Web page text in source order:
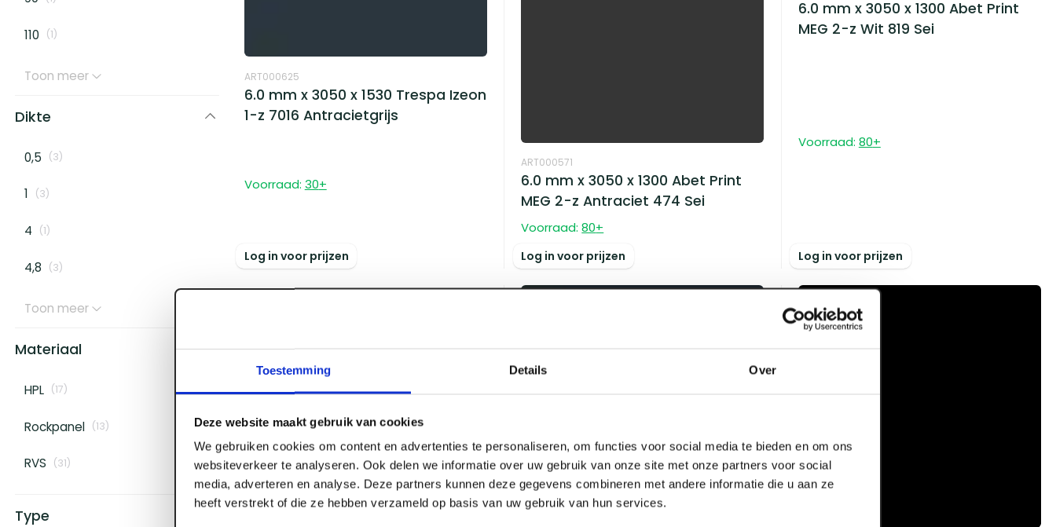
Toestemming Details Over
Deze website maakt gebruik van cookies
We gebruiken cookies om content en advertenties te personaliseren, om functies voor social media te bieden en om ons
websiteverkeer te analyseren. Ook delen we informatie over uw gebruik van onze site met onze partners voor social
media, adverteren en analyse. Deze partners kunnen deze gegevens combineren met andere informatie die u aan ze
heeft verstrekt of die ze hebben verzameld op basis van uw gebruik van hun services.
ART000625
6.0 mm x 3050 x 1530 Trespa Izeon
1-z 7016 Antracietgrijs
Voorraad: 30+
Log in voor prijzen
ART000571
6.0 mm x 3050 x 1300 Abet Print
MEG 2-z Antraciet 474 Sei
Voorraad: 80+
Log in voor prijzen
6.0 mm x 3050 x 1300 Abet Print
MEG 2-z Wit 819 Sei
Voorraad: 80+
Log in voor prijzen
110 (1)
Toon meer
Dikte
0,5 (3)
1 (3)
4 (1)
4,8 (3)
Toon meer
Materiaal
HPL (17)
Rockpanel (13)
RVS (31)
Type